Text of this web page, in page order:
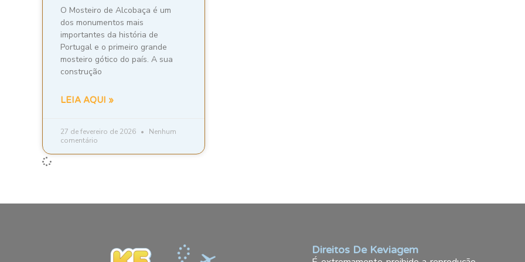
O Mosteiro de Alcobaça é um
dos monumentos mais
importantes da história de
Portugal e o primeiro grande
mosteiro gótico do país. A sua
construção
LEIA AQUI »
27 de fevereiro de 2026
Nenhum
comentário
Direitos De Keviagem